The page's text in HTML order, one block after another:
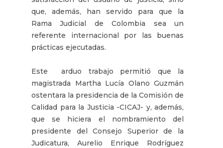
que, además, han servido para que la
Rama Judicial de Colombia sea un
referente internacional por las buenas
prácticas ejecutadas.
Este arduo trabajo permitió que la
magistrada Martha Lucía Olano Guzmán
ostentara la presidencia de la Comisión de
Calidad para la Justicia -CICAJ- y, además,
que se hiciera el nombramiento del
presidente del Consejo Superior de la
Judicatura, Aurelio Enrique Rodríguez